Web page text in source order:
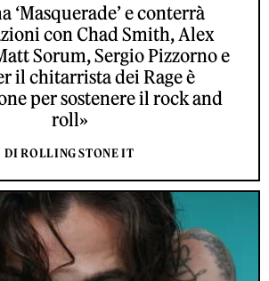
‘Masquerade’ e conterrà
con Chad Smith, Alex
Sorum, Sergio Pizzorno e
il chitarrista dei Rage è
per sostenere il rock and
roll»
DI ROLLING STONE IT